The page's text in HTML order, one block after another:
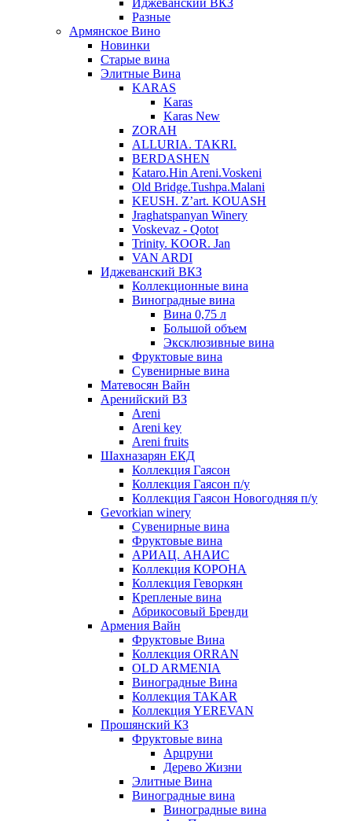
Иджеванский ВКЗ
Разные
Армянское Вино
Новинки
Старые вина
Элитные Вина
KARAS
Karas
Karas New
ZORAH
ALLURIA. TAKRI.
BERDASHEN
Kataro.Hin Areni.Voskeni
Old Bridge.Tushpa.Malani
KEUSH. Z’art. KOUASH
Jraghatspanyan Winery
Voskevaz - Qotot
Trinity. KOOR. Jan
VAN ARDI
Иджеванский ВКЗ
Коллекционные вина
Виноградные вина
Вина 0,75 л
Большой объем
Эксклюзивные вина
Фруктовые вина
Cувенирные вина
Матевосян Вайн
Аренийский ВЗ
Areni
Areni key
Areni fruits
Шахназарян ЕКД
Коллекция Гаясон
Коллекция Гаясон п/у
Коллекция Гаясон Новогодняя п/у
Gevorkian winery
Сувенирные вина
Фруктовые вина
АРИАЦ. АНАИС
Коллекция КОРОНА
Коллекция Геворкян
Крепленые вина
Абрикосовый Бренди
Армения Вайн
Фруктовые Вина
Коллекция ORRAN
OLD ARMENIA
Виноградные Вина
Коллекция TAKAR
Коллекция YEREVAN
Прошянский КЗ
Фруктовые вина
Арцруни
Дерево Жизни
Элитные Вина
Виноградные вина
Виноградные вина